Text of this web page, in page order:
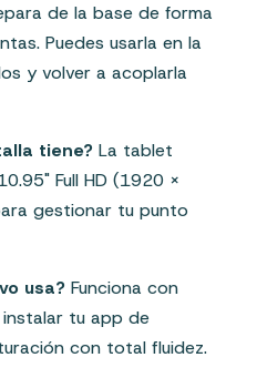
de la base de forma
Puedes usarla en la
y volver a acoplarla
tiene? La tablet
Full HD (1920 x
gestionar tu punto
usa? Funciona con
tu app de
con total fluidez.